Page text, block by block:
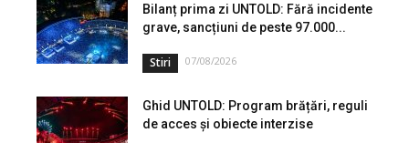
Bilanț prima zi UNTOLD: Fără incidente
grave, sancțiuni de peste 97.000...
Stiri 07/08/2026
Ghid UNTOLD: Program brățări, reguli
de acces și obiecte interzise